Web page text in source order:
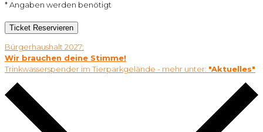
* Angaben werden benötigt
Ticket Reservieren
Bürgerhaushalt 2027:
Wir brauchen deine Stimme!
Trinkwasserspender im Tierparkgelände - mehr unter: "Aktuelles"